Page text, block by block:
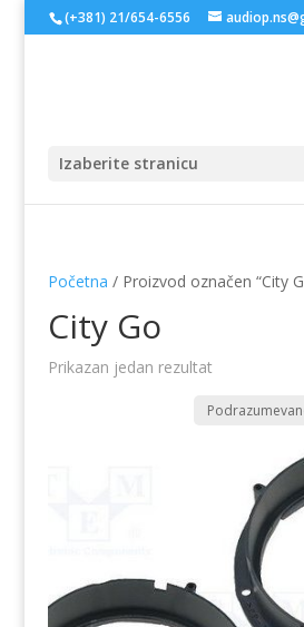
(+381) 21/654-6556
Izaberite stranicu
Početna / Proizvod označen “City
City Go
Prikazan jedan rezultat